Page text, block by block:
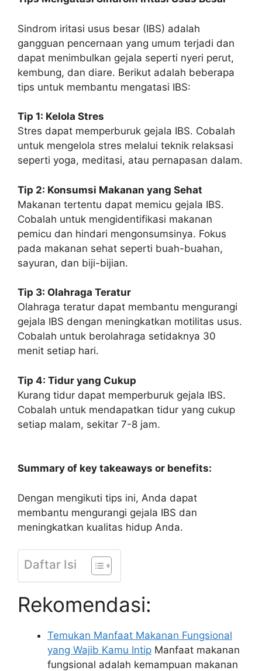
Sindrom iritasi usus besar (IBS) adalah
gangguan pencernaan yang umum terjadi dan
dapat menimbulkan gejala seperti nyeri perut,
kembung, dan diare. Berikut adalah beberapa
tips untuk membantu mengatasi IBS:
Tip 1: Kelola Stres
Stres dapat memperburuk gejala IBS. Cobalah
untuk mengelola stres melalui teknik relaksasi
seperti yoga, meditasi, atau pernapasan dalam.
Tip 2: Konsumsi Makanan yang Sehat
Makanan tertentu dapat memicu gejala IBS.
Cobalah untuk mengidentifikasi makanan
pemicu dan hindari mengonsumsinya. Fokus
pada makanan sehat seperti buah-buahan,
sayuran, dan biji-bijian.
Tip 3: Olahraga Teratur
Olahraga teratur dapat membantu mengurangi
gejala IBS dengan meningkatkan motilitas usus.
Cobalah untuk berolahraga setidaknya 30
menit setiap hari.
Tip 4: Tidur yang Cukup
Kurang tidur dapat memperburuk gejala IBS.
Cobalah untuk mendapatkan tidur yang cukup
setiap malam, sekitar 7-8 jam.
Summary of key takeaways or benefits:
Dengan mengikuti tips ini, Anda dapat
membantu mengurangi gejala IBS dan
meningkatkan kualitas hidup Anda.
Daftar Isi
Rekomendasi:
Temukan Manfaat Makanan Fungsional
yang Wajib Kamu Intip Manfaat makanan
fungsional adalah kemampuan makanan